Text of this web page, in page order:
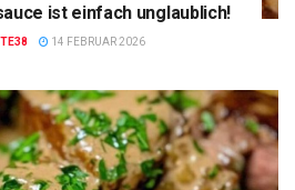
ist einfach unglaublich!
14 FEBRUAR 2026